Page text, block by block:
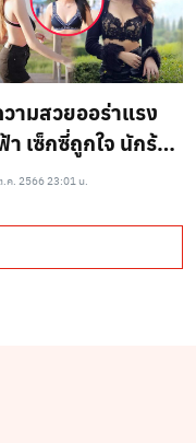
ามสวยออร่าแรง
เซ็กซี่ถูกใจ นักร้อง
ข้าไปจีบ..?
.ค. 2566 23:01 น.